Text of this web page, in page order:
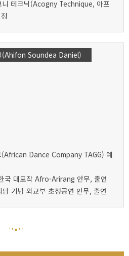
테크닉(Acogny Technique, 아프
Soundea Daniel)
Dance Company TAGG) 예
대표작 Afro-Arirang 안무, 출연
기념 외교부 초청공연 안무, 출연